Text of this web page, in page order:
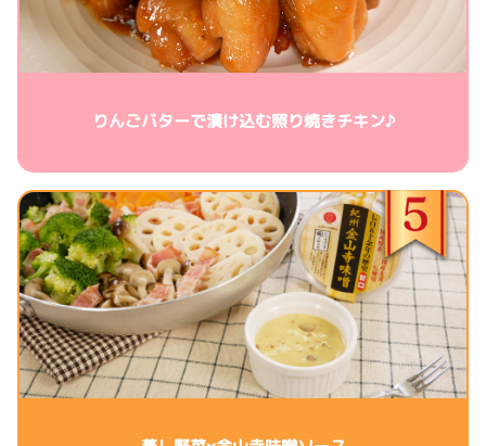
りんごバターで漬け込む照り焼きチキン♪